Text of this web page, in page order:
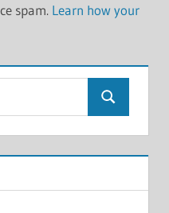
spam. Learn how your
Search